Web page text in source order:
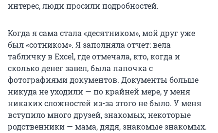
интерес, люди просили подробностей.
Когда я сама стала «десятником», мой друг уже
был «сотником». Я заполняла отчет: вела
табличку в Excel, где отмечала, кто, когда и
сколько денег завел, была папочка с
фотографиями документов. Документы больше
никуда не уходили — по крайней мере, у меня
никаких сложностей из-за этого не было. У меня
вступило много друзей, знакомых, некоторые
родственники — мама, дядя, знакомые знакомых.